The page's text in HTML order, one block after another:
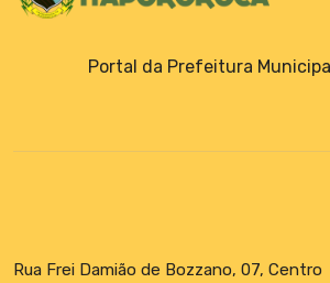
Portal da Prefeitura
Rua Frei Damião de Bozzano, 07, Centro